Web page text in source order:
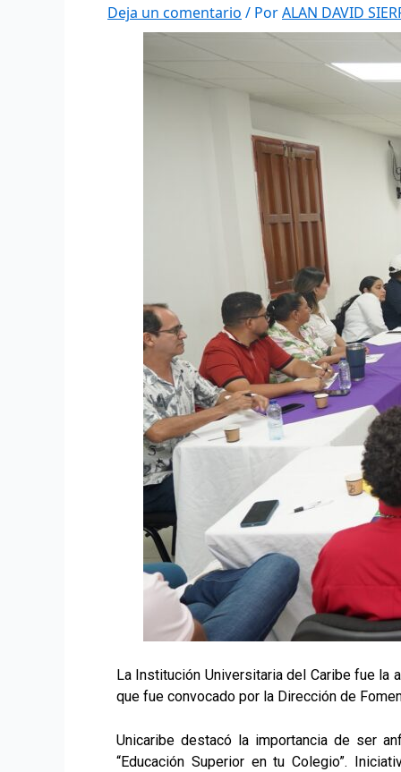
Deja un comentario / PorALAN DAVID
La Institución Universitaria del Caribe fue la
que fue convocado por la Dirección de
Unicaribe destacó la importancia de ser
“Educación Superior en tu Colegio”.